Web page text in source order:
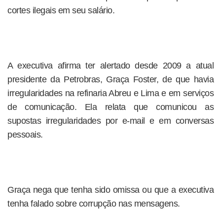
cortes ilegais em seu salário.
A executiva afirma ter alertado desde 2009 a atual
presidente da Petrobras, Graça Foster, de que havia
irregularidades na refinaria Abreu e Lima e em serviços
de comunicação. Ela relata que comunicou as
supostas irregularidades por e-mail e em conversas
pessoais.
Graça nega que tenha sido omissa ou que a executiva
tenha falado sobre corrupção nas mensagens.